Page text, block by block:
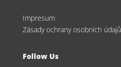
Impresum
Zásady ochrany osobních údajů
Follow Us